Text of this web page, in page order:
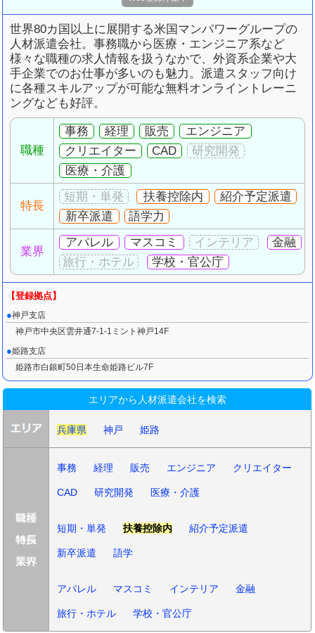
世界80カ国以上に展開する米国マンパワーグループの
人材派遣会社。事務職から医療・エンジニア系など
様々な職種の求人情報を扱うなかで、外資系企業や大
手企業でのお仕事が多いのも魅力。派遣スタッフ向け
に各種スキルアップが可能な無料オンライントレーニ
ングなども好評。
職種
事務 経理 販売
エンジニア
クリエイター
CAD
医療・介護
特長
扶養控除内
紹介予定派遣
新卒派遣
語学力
業界
アパレル マスコミ
金融
学校・官公庁
神戸支店
神戸市中央区雲井通7-1-1ミント神戸14F
姫路支店
姫路市白銀町50日本生命姫路ビル7F
エリアから人材派遣会社を検索
兵庫県 神戸 姫路
事務 経理 販売 エンジニア クリエイター
CAD 研究開発 医療・介護
短期・単発 扶養控除内 紹介予定派遣
新卒派遣 語学
アパレル マスコミ インテリア 金融
旅行・ホテル 学校・官公庁